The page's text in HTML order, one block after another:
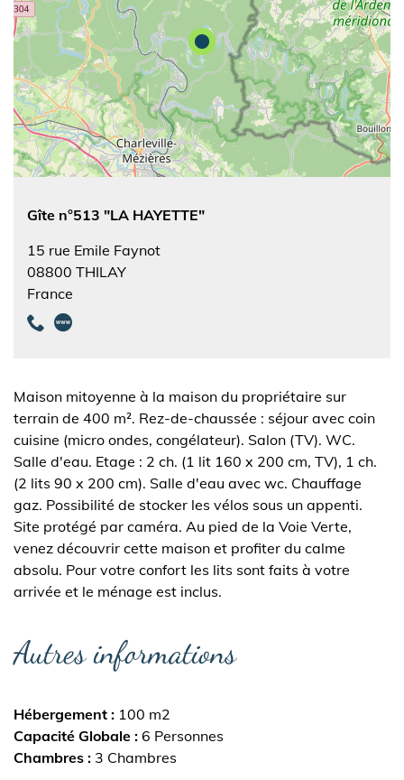
Gîte n°513 "LA HAYETTE"
15 rue Emile Faynot
08800 THILAY
France
Maison mitoyenne à la maison du propriétaire sur
terrain de 400 m². Rez-de-chaussée : séjour avec coin
cuisine (micro ondes, congélateur). Salon (TV). WC.
Salle d'eau. Etage : 2 ch. (1 lit 160 x 200 cm, TV), 1 ch.
(2 lits 90 x 200 cm). Salle d'eau avec wc. Chauffage
gaz. Possibilité de stocker les vélos sous un appenti.
Site protégé par caméra. Au pied de la Voie Verte,
venez découvrir cette maison et profiter du calme
absolu. Pour votre confort les lits sont faits à votre
arrivée et le ménage est inclus.
Autres informations
Hébergement
100 m2
Capacité Globale 6 Personnes
Chambres
3 Chambres